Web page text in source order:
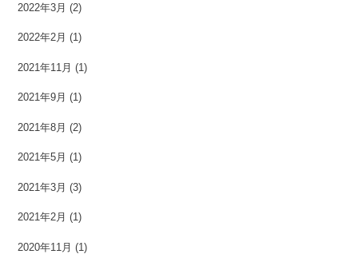
2022年3月 (2)
2022年2月 (1)
2021年11月 (1)
2021年9月 (1)
2021年8月 (2)
2021年5月 (1)
2021年3月 (3)
2021年2月 (1)
2020年11月 (1)